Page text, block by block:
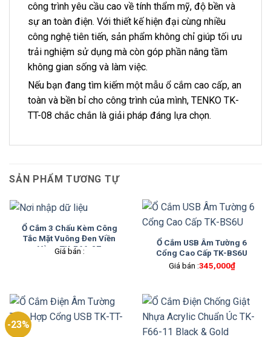
công trình yêu cầu cao về tính thẩm mỹ, độ bền và
sự an toàn điện. Với thiết kế hiện đại cùng nhiều
công nghệ tiên tiến, sản phẩm không chỉ giúp tối ưu
trải nghiệm sử dụng mà còn góp phần nâng tầm
không gian sống và làm việc.
Nếu bạn đang tìm kiếm một mẫu ổ cắm cao cấp, an
toàn và bền bỉ cho công trình của mình, TENKO TK-
TT-08 chắc chắn là giải pháp đáng lựa chọn.
SẢN PHẨM TƯƠNG TỰ
Ổ Cắm 3 Chấu Kèm Công
Tắc Mặt Vuông Đen Viền
Vàng TK-F66-27
Giá bán :
Ổ Cắm USB Âm Tường 6
Cổng Cao Cấp TK-BS6U
Giá bán :345,000₫
-23%